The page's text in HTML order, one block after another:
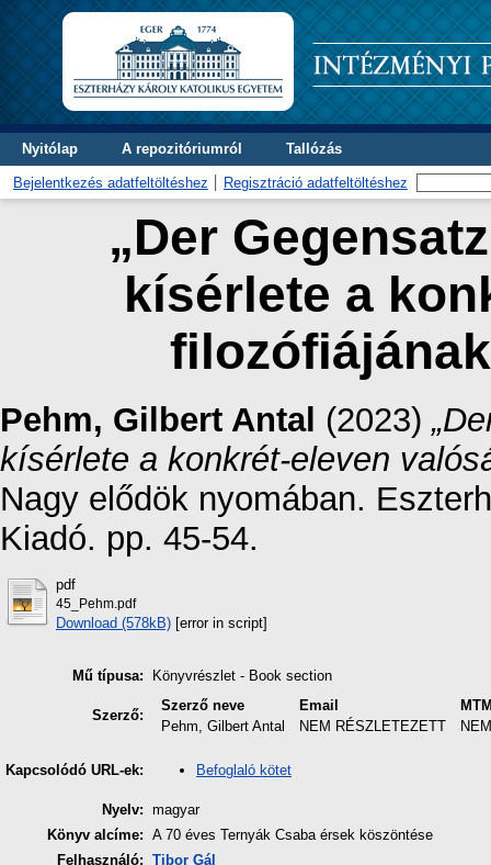
Nyitólap A repozitóriumról Tallózás
Bejelentkezés adatfeltöltéshez Regisztráció adatfeltöltéshez
„Der
kísérlete a
Pehm, Gilbert Antal (2023)
kísérlete a konkrét-eleven
Nagy elődök nyomában.
Kiadó. pp. 45-54.
pdf
45_Pehm.pdf
Download (578kB) [error in script]
Mű típusa: Könyvrészlet - Book section
Szerző:
Szerző neve Email
Pehm, Gilbert Antal
NEM RÉSZLETEZETT
Kapcsolódó URL-ek: Befoglaló kötet
Nyelv: magyar
Könyv alcíme: A 70 éves Ternyák Csaba érsek köszöntése
Felhasználó: Tibor Gál